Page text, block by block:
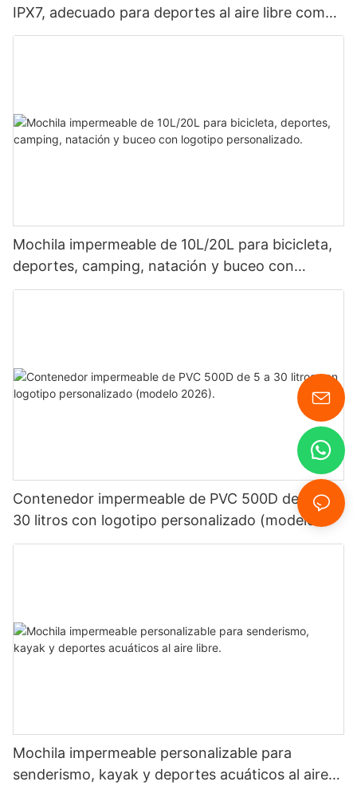
IPX7, adecuado para deportes al aire libre como
descenso de ríos, rafting, exploración de cuevas,
Mochila impermeable de 10L/20L para bicicleta,
deportes, camping, natación y buceo con
logotipo personalizado.
Contenedor impermeable de PVC 500D de 5 a
30 litros con logotipo personalizado (modelo
2026).
Mochila impermeable personalizable para
senderismo, kayak y deportes acuáticos al aire